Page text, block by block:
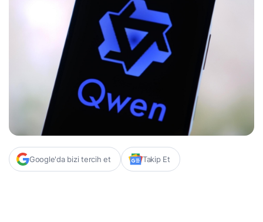
Google'da bizi tercih et Takip Et